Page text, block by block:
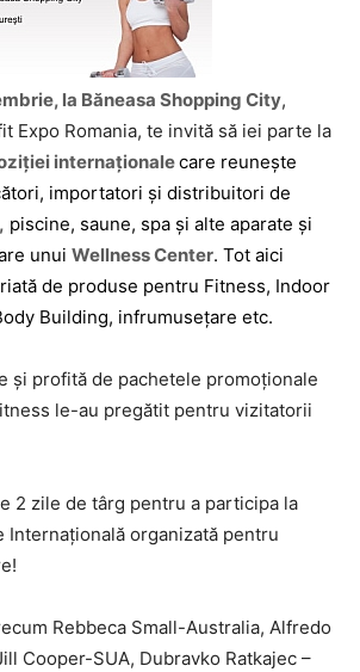
la Băneasa Shopping City,
Expo Romania, te invită să iei parte la
internaţionalecare reuneşte
importatori şi distribuitori de
piscine, saune, spa şi alte aparate şi
unui Wellness Center. Tot aici
de produse pentru Fitness, Indoor
Building, infrumuseţare etc.
şi profită de pachetele promoţionale
le-au pregătit pentru vizitatorii
2 zile de târg pentru a participa la
Internaţională organizată pentru
Rebbeca Small-Australia, Alfredo
Cooper-SUA, Dubravko Ratkajec –